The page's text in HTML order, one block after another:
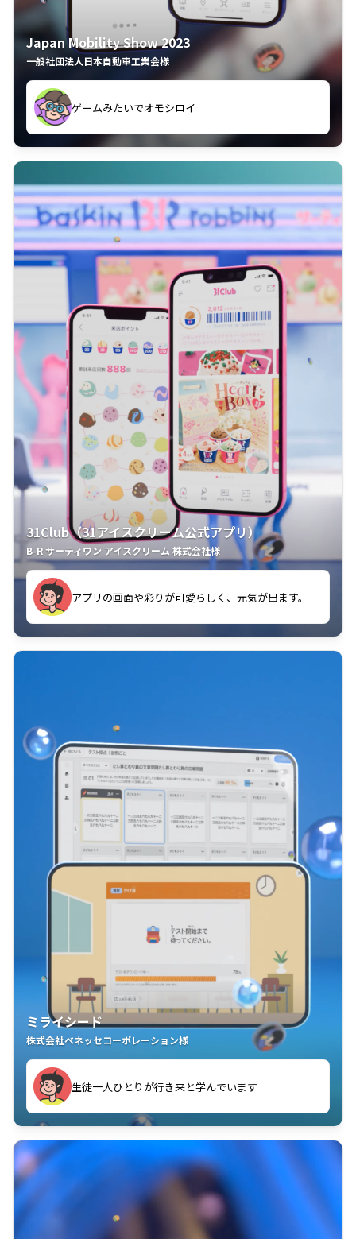
Japan Mobility Show 2023
一般社団法人日本自動車工業会様
ゲームみたいでオモシロイ
久々のモーターショーがアプリでもっと楽しめました
31Club（31アイスクリーム公式アプリ）
B-R サーティワン アイスクリーム 株式会社様
アプリの画面や彩りが可愛らしく、元気が出ます。
クラスごとに特典があるようなので使うのが楽しいで
す。
ミライシード
株式会社ベネッセコーポレーション様
生徒一人ひとりが行き来と学んでいます
教室中の児童生徒が「問題が解けてうれしい」「解く
ことが楽しい」を実感しています